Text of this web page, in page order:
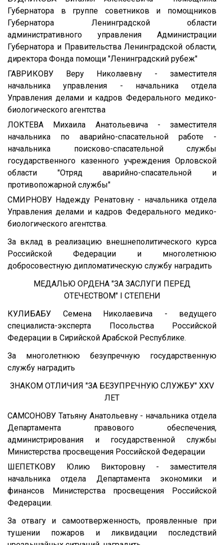
Губернатора в группе советников и помощников
Губернатора Ленинградской области
административного управления Администрации
Губернатора и Правительства Ленинградской области,
директора Фонда помощи "Ленинградский рубеж"
ГАВРИКОВУ Веру Николаевну - заместителя
начальника управления - начальника отдела
Управления делами и кадров Федерального медико-
биологического агентства
ЛОКТЕВА Михаила Анатольевича - заместителя
начальника по аварийно-спасательной работе -
начальника поисково-спасательной службы
государственного казенного учреждения Орловской
области "Отряд аварийно-спасательной и
противопожарной службы"
СМИРНОВУ Надежду Ренатовну - начальника отдела
Управления делами и кадров Федерального медико-
биологического агентства.
За вклад в реализацию внешнеполитического курса
Российской Федерации и многолетнюю
добросовестную дипломатическую службу наградить
МЕДАЛЬЮ ОРДЕНА "ЗА ЗАСЛУГИ ПЕРЕД
ОТЕЧЕСТВОМ" I СТЕПЕНИ
КУЛИБАБУ Семена Николаевича - ведущего
специалиста-эксперта Посольства Российской
Федерации в Сирийской Арабской Республике.
За многолетнюю безупречную государственную
службу наградить
ЗНАКОМ ОТЛИЧИЯ "ЗА БЕЗУПРЕЧНУЮ СЛУЖБУ" XXV
ЛЕТ
САМСОНОВУ Татьяну Анатольевну - начальника отдела
Департамента правового обеспечения,
администрирования и государственной службы
Министерства просвещения Российской Федерации
ШЕПЕТКОВУ Юлию Викторовну - заместителя
начальника отдела Департамента экономики и
финансов Министерства просвещения Российской
Федерации.
За отвагу и самоотверженность, проявленные при
тушении пожаров и ликвидации последствий